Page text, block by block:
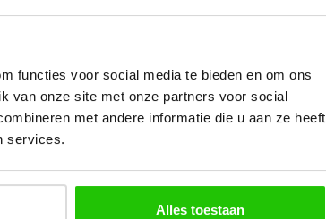
functies voor social media te bieden en om ons
van onze site met onze partners voor social
met andere informatie die u aan ze heeft
services.
Alles toestaan
besteld
bevelen dit